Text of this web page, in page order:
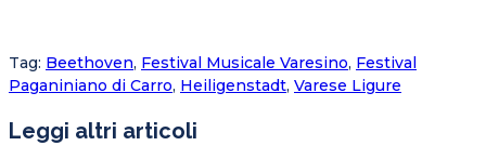
Tag: Beethoven, Festival Musicale Varesino, Festival
Paganiniano di Carro, Heiligenstadt, Varese Ligure
Leggi altri articoli